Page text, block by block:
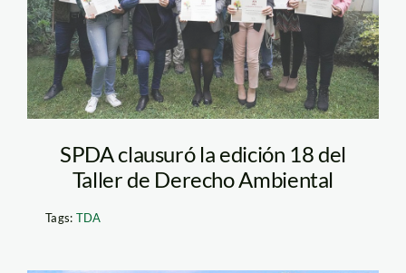
SPDA clausuró la edición 18 del
Taller de Derecho Ambiental
Tags: TDA